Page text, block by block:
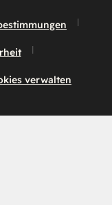
verwalten